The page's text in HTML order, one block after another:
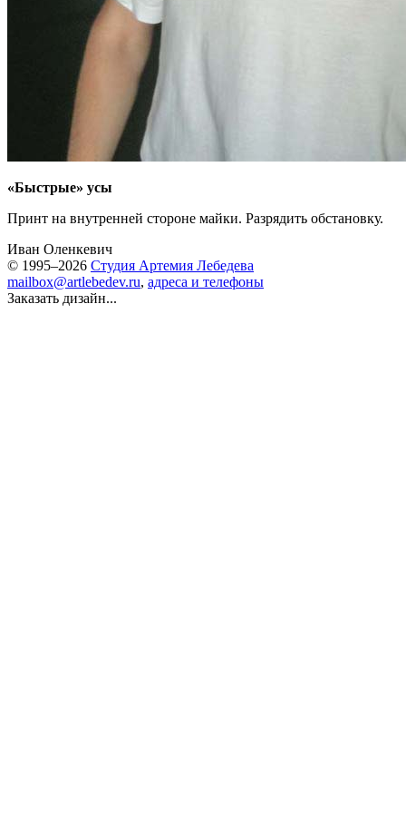
«Быстрые» усы
Принт на внутренней стороне майки. Разрядить обстановку.
Иван Оленкевич
© 1995–2026 Студия Артемия Лебедева
mailbox@artlebedev.ru, адреса и телефоны
Заказать дизайн...